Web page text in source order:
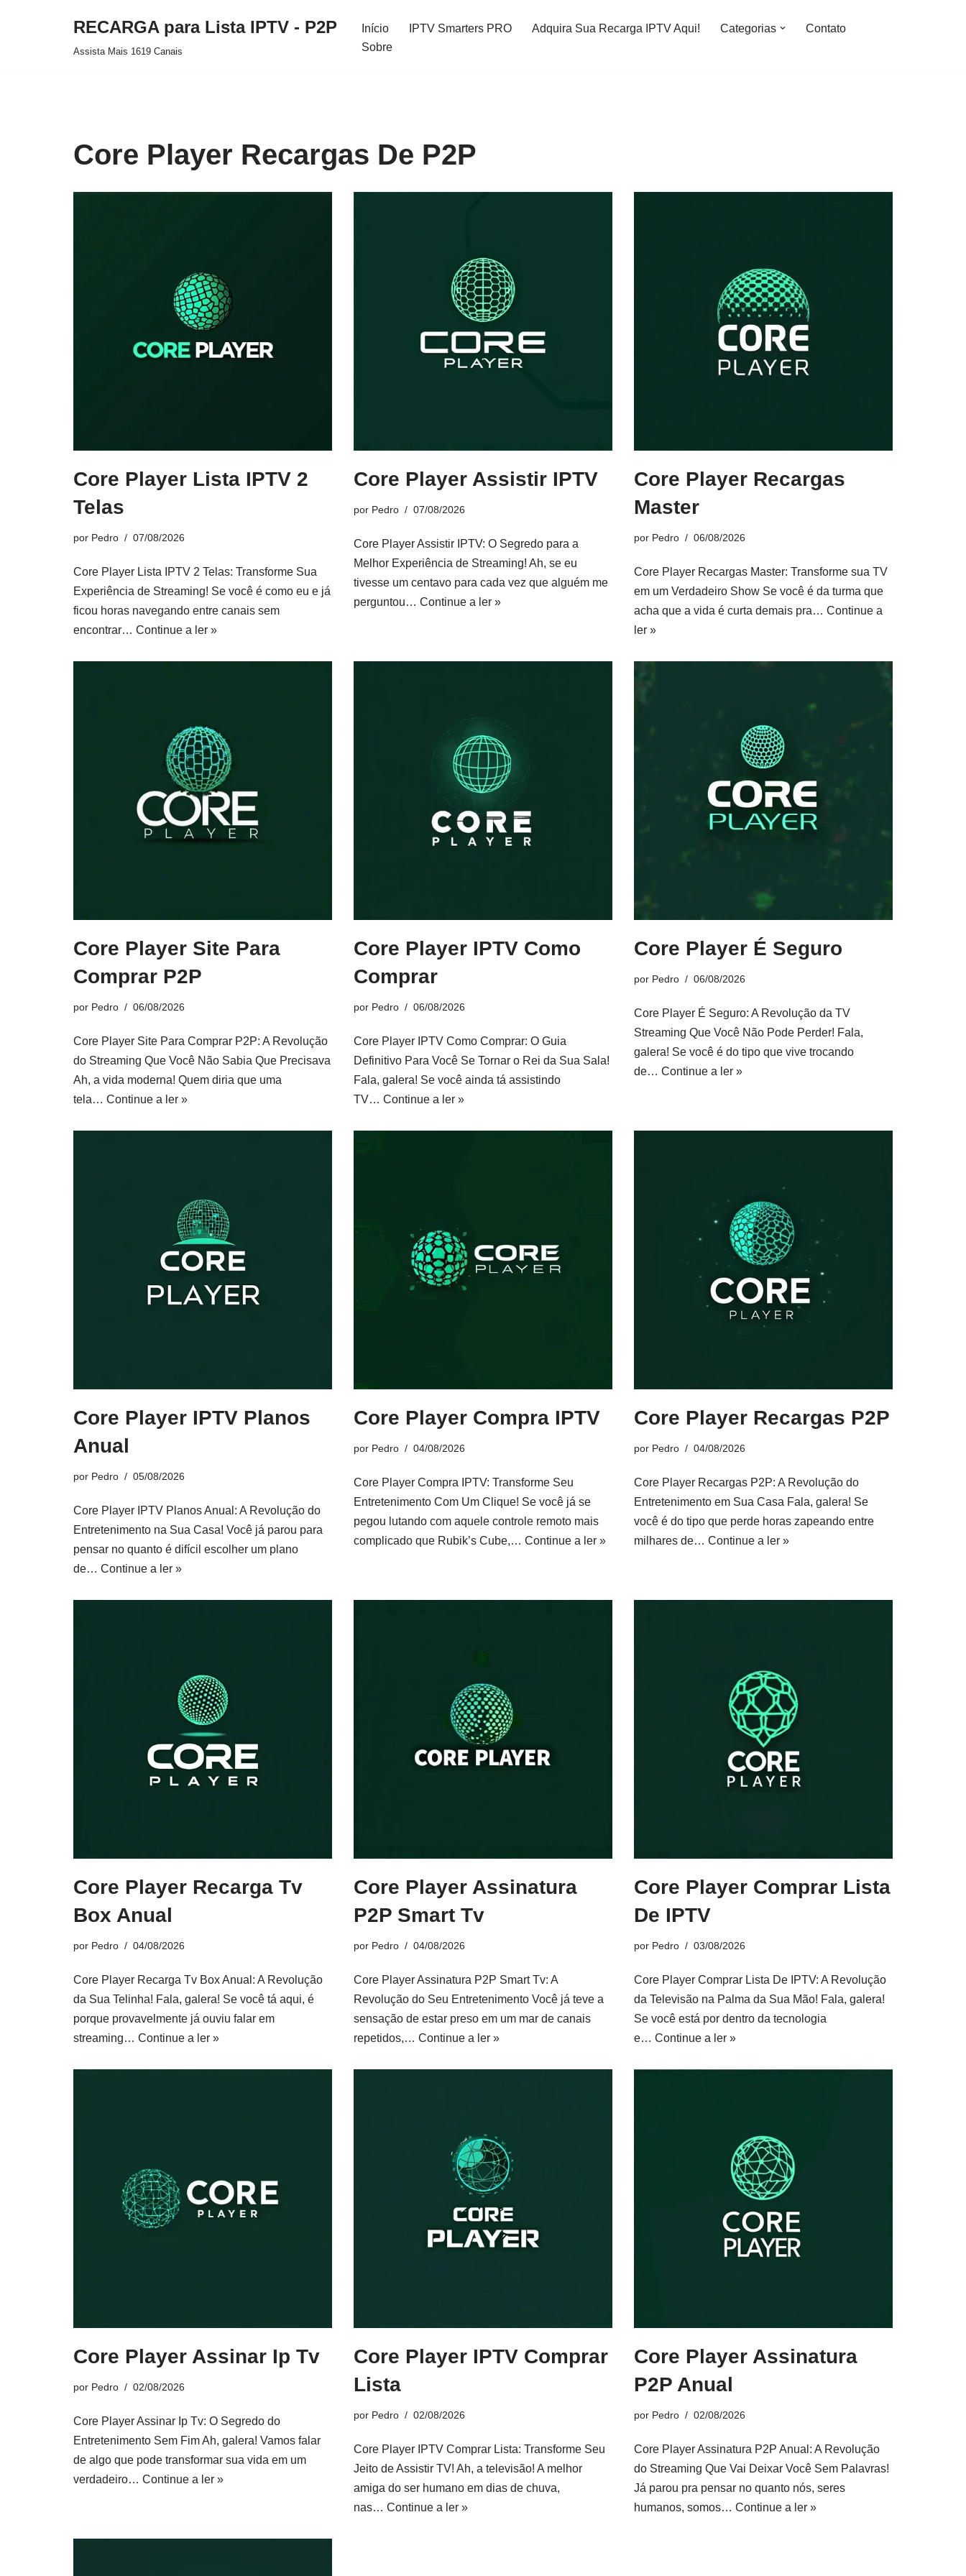
RECARGA para Lista IPTV - P2P
Assista Mais 1619 Canais
Início IPTV Smarters PRO Adquira Sua Recarga IPTV Aqui! Categorias
Contato
Sobre
Core Player Recargas De P2P
Core Player Lista IPTV 2
Telas
por Pedro 07/08/2026
Core Player Lista IPTV 2 Telas: Transforme Sua
Experiência de Streaming! Se você é como eu e já
ficou horas navegando entre canais sem
encontrar… Continue a ler »
Core Player Assistir IPTV
por Pedro 07/08/2026
Core Player Assistir IPTV: O Segredo para a
Melhor Experiência de Streaming! Ah, se eu
tivesse um centavo para cada vez que alguém me
perguntou… Continue a ler »
Core Player Recargas
Master
por Pedro 06/08/2026
Core Player Recargas Master: Transforme sua TV
em um Verdadeiro Show Se você é da turma que
acha que a vida é curta demais pra… Continue a
ler »
Core Player Site Para
Comprar P2P
por Pedro 06/08/2026
Core Player Site Para Comprar P2P: A Revolução
do Streaming Que Você Não Sabia Que Precisava
Ah, a vida moderna! Quem diria que uma
tela… Continue a ler »
Core Player IPTV Como
Comprar
por Pedro 06/08/2026
Core Player IPTV Como Comprar: O Guia
Definitivo Para Você Se Tornar o Rei da Sua Sala!
Fala, galera! Se você ainda tá assistindo
TV… Continue a ler »
Core Player É Seguro
por Pedro 06/08/2026
Core Player É Seguro: A Revolução da TV
Streaming Que Você Não Pode Perder! Fala,
galera! Se você é do tipo que vive trocando
de… Continue a ler »
Core Player IPTV Planos
Anual
por Pedro 05/08/2026
Core Player IPTV Planos Anual: A Revolução do
Entretenimento na Sua Casa! Você já parou para
pensar no quanto é difícil escolher um plano
de… Continue a ler »
Core Player Compra IPTV
por Pedro 04/08/2026
Core Player Compra IPTV: Transforme Seu
Entretenimento Com Um Clique! Se você já se
pegou lutando com aquele controle remoto mais
complicado que Rubik’s Cube,… Continue a ler »
Core Player Recargas P2P
por Pedro 04/08/2026
Core Player Recargas P2P: A Revolução do
Entretenimento em Sua Casa Fala, galera! Se
você é do tipo que perde horas zapeando entre
milhares de… Continue a ler »
Core Player Recarga Tv
Box Anual
por Pedro 04/08/2026
Core Player Recarga Tv Box Anual: A Revolução
da Sua Telinha! Fala, galera! Se você tá aqui, é
porque provavelmente já ouviu falar em
streaming… Continue a ler »
Core Player Assinatura
P2P Smart Tv
por Pedro 04/08/2026
Core Player Assinatura P2P Smart Tv: A
Revolução do Seu Entretenimento Você já teve a
sensação de estar preso em um mar de canais
repetidos,… Continue a ler »
Core Player Comprar Lista
De IPTV
por Pedro 03/08/2026
Core Player Comprar Lista De IPTV: A Revolução
da Televisão na Palma da Sua Mão! Fala, galera!
Se você está por dentro da tecnologia
e… Continue a ler »
Core Player Assinar Ip Tv
por Pedro 02/08/2026
Core Player Assinar Ip Tv: O Segredo do
Entretenimento Sem Fim Ah, galera! Vamos falar
de algo que pode transformar sua vida em um
verdadeiro… Continue a ler »
Core Player IPTV Comprar
Lista
por Pedro 02/08/2026
Core Player IPTV Comprar Lista: Transforme Seu
Jeito de Assistir TV! Ah, a televisão! A melhor
amiga do ser humano em dias de chuva,
nas… Continue a ler »
Core Player Assinatura
P2P Anual
por Pedro 02/08/2026
Core Player Assinatura P2P Anual: A Revolução
do Streaming Que Vai Deixar Você Sem Palavras!
Já parou pra pensar no quanto nós, seres
humanos, somos… Continue a ler »